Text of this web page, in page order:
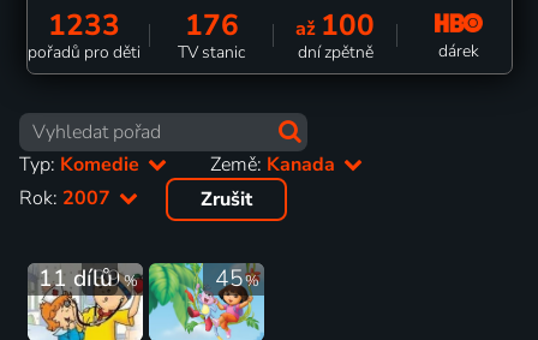
1233
pořadů pro děti
176
TV stanic
až 100
dní zpětně dárek
Typ: Komedie Země: Kanada
Rok: 2007 Zrušit
39%
11 dílů 45%